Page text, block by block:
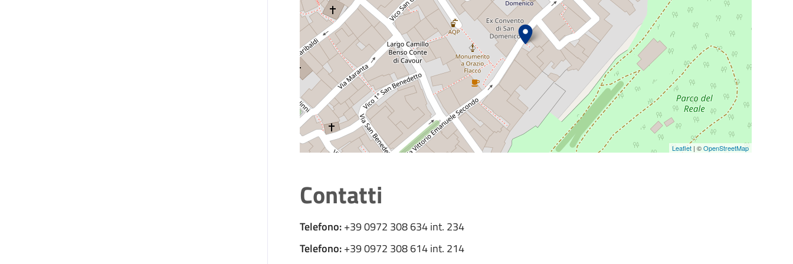
Depositare o ritirare le disposizioni anticipate di trattamento (DAT)
Dichiarare l'avvenuta riconciliazione con il coniuge
Dichiarare l’esatta indicazione del nome composto da più elementi
Lampade Votive
Presentare la dichiarazione di nascita
Scegliere il regime patrimoniale
Trasportare cadaveri, ceneri o resti mortali all'estero
Trasportare salme, cadaveri, ceneri o resti mortali all'interno del territorio italiano
Leaflet| ©OpenStreetMap
Contatti
Telefono:+39 0972 308 634 int. 234
Telefono:+39 0972 308 614 int. 214